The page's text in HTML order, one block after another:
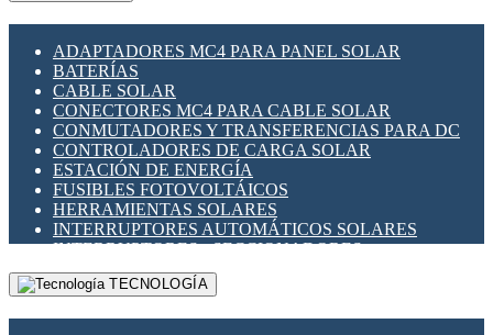
ADAPTADORES MC4 PARA PANEL SOLAR
BATERÍAS
CABLE SOLAR
CONECTORES MC4 PARA CABLE SOLAR
CONMUTADORES Y TRANSFERENCIAS PARA DC
CONTROLADORES DE CARGA SOLAR
ESTACIÓN DE ENERGÍA
FUSIBLES FOTOVOLTÁICOS
HERRAMIENTAS SOLARES
INTERRUPTORES AUTOMÁTICOS SOLARES
INTERRUPTORES - SECCIONADORES
FOTOVOLTÁICOS
MONTAJE PANEL SOLAR
TECNOLOGÍA